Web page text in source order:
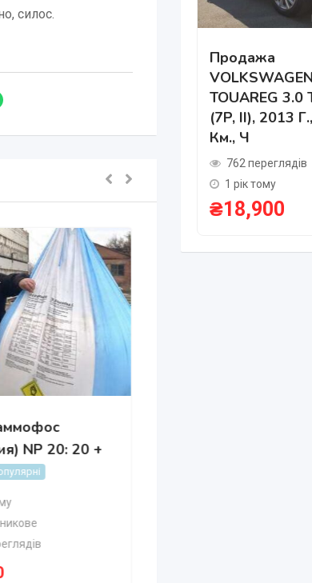
силос.
NP 20: 20 +
Продажа
VOLKSWAGEN
TOUAREG 3.0
(7P, II), 2013
Км., Ч
762 переглядів
1 рік тому
₴18,900